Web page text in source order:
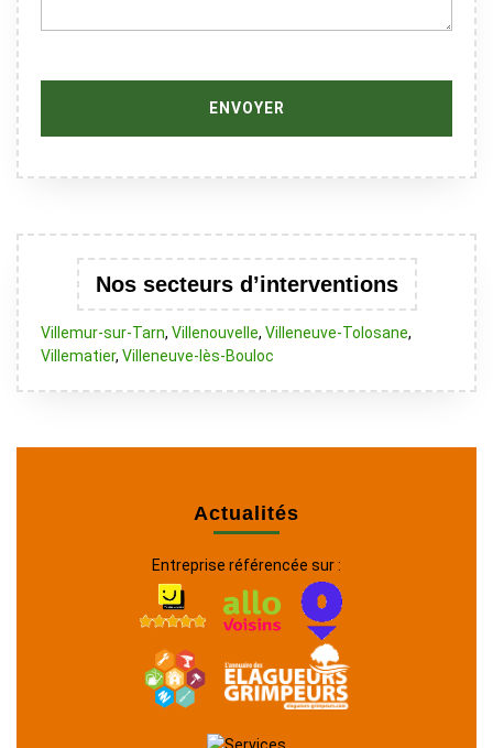
Nos secteurs d’interventions
Villemur-sur-Tarn, Villenouvelle, Villeneuve-Tolosane,
Villematier, Villeneuve-lès-Bouloc
Actualités
Entreprise référencée sur :